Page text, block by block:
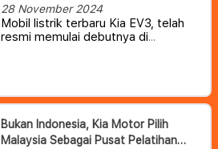
28 November 2024
Mobil listrik terbaru Kia EV3, telah
resmi memulai debutnya di
Bukan Indonesia, Kia Motor Pilih
Malaysia Sebagai Pusat Pelatihan